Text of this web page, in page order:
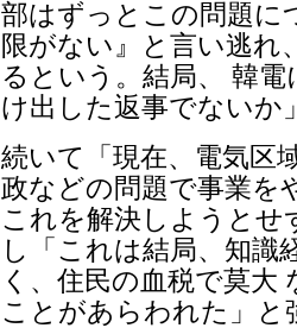
部はずっとこの問題に
限がない』と言い逃れ
るという。結局、 韓
け出した返事でないか
続いて「現在、電気区
政などの問題で事業を
これを解決しようとせ
し「これは結局、知識
く、住民の血税で莫大
ことがあらわれた」と